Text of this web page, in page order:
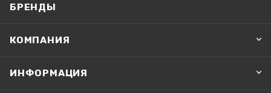
БРЕНДЫ
КОМПАНИЯ
ИНФОРМАЦИЯ